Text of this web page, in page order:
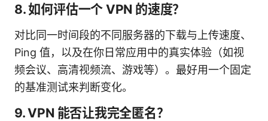
8. 如何评估一个 VPN 的速度？
对比同一时间段的不同服务器的下载与上传速度、
Ping 值，以及在你日常应用中的真实体验（如视
频会议、高清视频流、游戏等）。最好用一个固定
的基准测试来判断变化。
9. VPN 能否让我完全匿名？